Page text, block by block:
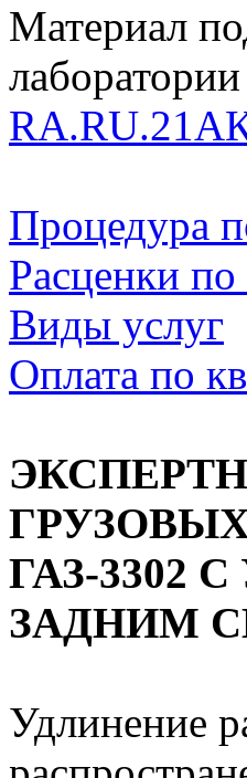
Материал
лаборатории
Процедура
Расценки по
Виды услуг
Оплата по
ГАЗ-3302
ЗАДНИМ
Удлинение